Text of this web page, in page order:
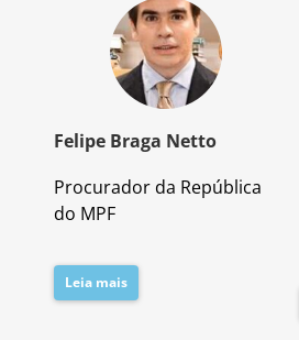
Felipe Braga Netto
Procurador da República
do MPF
Leia mais